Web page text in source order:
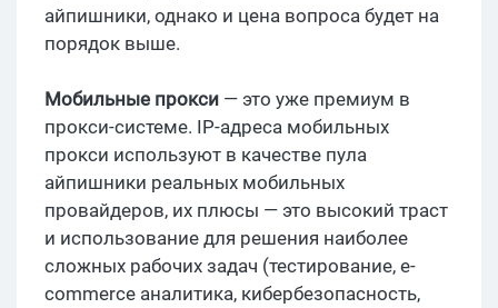
айпишники, однако и цена вопроса будет на
порядок выше.
Мобильные прокси — это уже премиум в
прокси-системе. IP-адреса мобильных
прокси используют в качестве пула
айпишники реальных мобильных
провайдеров, их плюсы — это высокий траст
и использование для решения наиболее
сложных рабочих задач (тестирование, e-
commerce аналитика, кибербезопасность,